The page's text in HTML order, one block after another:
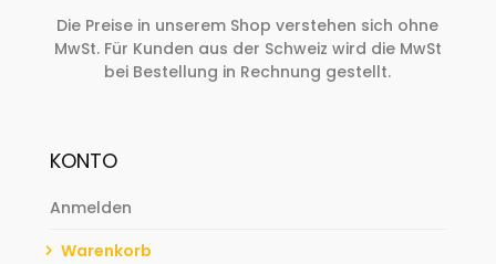
Die Preise in unserem Shop verstehen sich ohne
MwSt. Für Kunden aus der Schweiz wird die MwSt
bei Bestellung in Rechnung gestellt.
KONTO
Anmelden
Warenkorb